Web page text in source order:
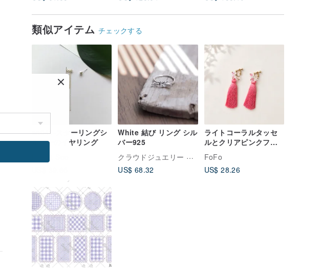
類似アイテム チェックする
se041-スターリングシ
ルバーのイヤリング
White 結び リング シル
バー925
クラウドジュエリー Cloud-jewelry
US$ 68.32
ライトコーラルタッセ
ルとクリアピンクフラ
ワービーズのイヤリン
グ
FoFo
US$ 28.26